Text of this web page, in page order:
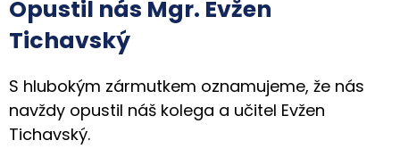
Opustil nás Mgr. Evžen
Tichavský
S hlubokým zármutkem oznamujeme, že nás
navždy opustil náš kolega a učitel Evžen
Tichavský.